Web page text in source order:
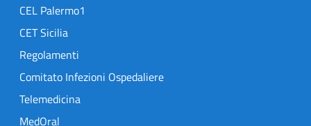
CEL Palermo1
CET Sicilia
Regolamenti
Comitato Infezioni Ospedaliere
Telemedicina
MedOral